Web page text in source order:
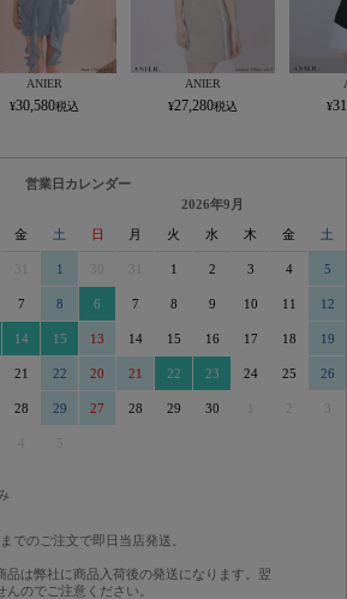
ANIER
30,580
ANIER
27,280
営業日カレンダー
金 土
31 1
7 8
14 15
21 22
28 29
5
2026年9月
日 月 火 水 木 金 土
30 31 1 2 3 4 5
6 7 8 9 10 11 12
13 14 15 16 17 18 19
20 21 22 23 24 25 26
27 28 29 30 3
でのご注文で即日当店発送。
は弊社に商品入荷後の発送になります。翌
のでご注意ください。